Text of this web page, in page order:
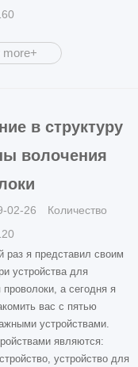
more+
в структуру
волочения
02-26 Количество
раз я представил своим
устройства для
проволоки, а сегодня я
вас с пятью
устройствами.
являются:
устройство для